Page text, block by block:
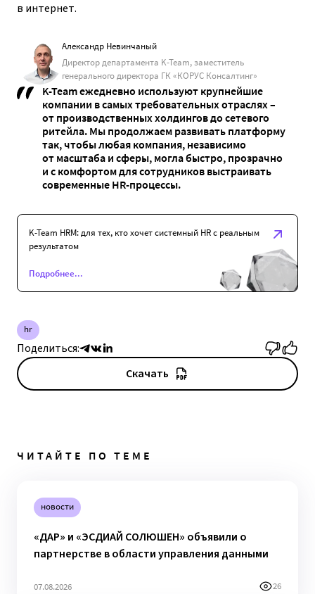
в интернет.
Александр Невинчаный
Директор департамента K-Team, заместитель
генерального директора ГК «КОРУС Консалтинг»
K-Team ежедневно используют крупнейшие
компании в самых требовательных отраслях –
от производственных холдингов до сетевого
ритейла. Мы продолжаем развивать платформу
так, чтобы любая компания, независимо
от масштаба и сферы, могла быстро, прозрачно
и с комфортом для сотрудников выстраивать
современные HR-процессы.
K-Team HRM: для тех, кто хочет системный HR с реальным
результатом
Подробнее...
hr
Поделиться:
Скачать
ЧИТАЙТЕ ПО ТЕМЕ
новости
«ДАР» и «ЭСДИАЙ СОЛЮШЕН» объявили о
партнерстве в области управления данными
07.08.2026 26